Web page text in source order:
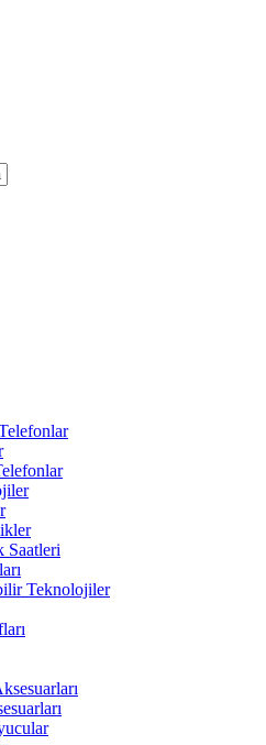
Saatleri
Teknolojiler